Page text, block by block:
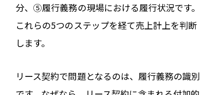
分、⑤履行義務の現場における履行状況です。
これらの5つのステップを経て売上計上を判断
します。
リース契約で問題となるのは、履行義務の識別